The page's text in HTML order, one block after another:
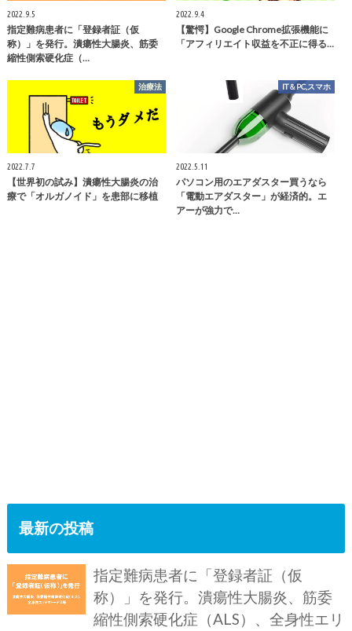
2022.9.5
指定難病患者に「登録者証（仮
称）」を発行。潰瘍性大腸炎、筋委
縮性側索硬化症（…
2022.9.4
【驚愕】Google Chrome拡張機能に
「アフィリエイト収益を不正に得る…
治療法
2022.7.7
【世界初の試み】潰瘍性大腸炎の治
療で「オルガノイド」を患部に移植
IT＆PC,スマホ
2022.5.11
パソコン用のエアダスター買うなら
「電動エアダスター」が経済的。エ
アーが強力で…
最新の投稿
指定難病患者に「登録者証（仮
称）」を発行。潰瘍性大腸炎、筋委
縮性側索硬化症（ALS）、全身性エリ